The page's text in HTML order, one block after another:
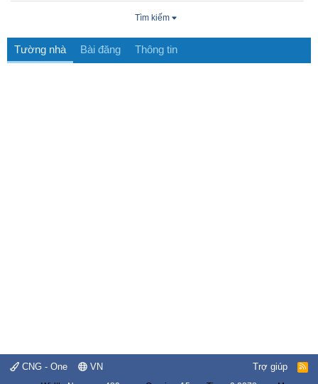
Tìm kiếm
Tường nhà Bài đăng Thông tin
CNG - One VN Trợ giúp
R